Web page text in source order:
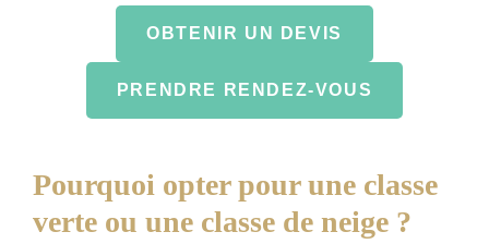
OBTENIR UN DEVIS
PRENDRE RENDEZ-VOUS
Pourquoi opter pour une classe
verte ou une classe de neige ?